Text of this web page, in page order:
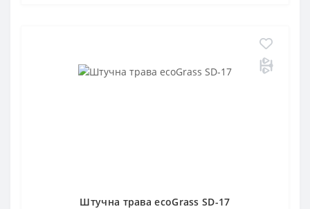
Штучна трава ecoGrass SD-17